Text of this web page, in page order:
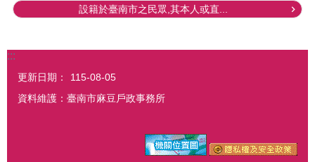
設籍於臺南市之民眾,其本人或直...
:::
更新日期：
115-08-05
資料維護：臺南市麻豆戶政事務所